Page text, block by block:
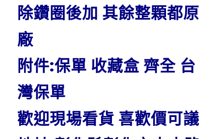
除鑽圈後加 其餘整顆都原
廠
附件:保單 收藏盒 齊全 台
灣保單
歡迎現場看貨 喜歡價可議